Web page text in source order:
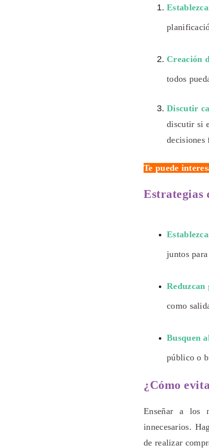
Creación
todos
Discutir
discutir si
decisiones
Te puede
Estrategias
juntos
Reduzcan
como
Busquen
público o
¿Cómo
Enseñar a los
innecesarios.
de realizar